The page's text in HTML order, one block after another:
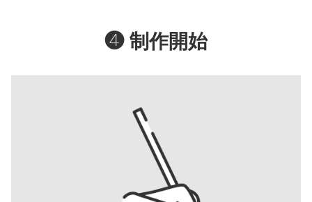
❹ 制作開始